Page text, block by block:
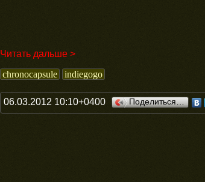
Читать дальше >
chronocapsule
indiegogo
06.03.2012 10:10+0400 Поделиться…